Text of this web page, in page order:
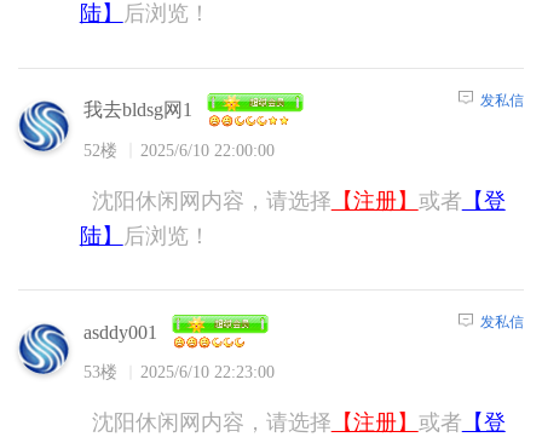
陆】
后浏览！
我去bldsg网1
52楼 2025/6/10 22:00:00
发私信
沈阳休闲网内容，请选择 【注册】 或者 【登
陆】
后浏览！
asddy001
53楼 2025/6/10 22:23:00
发私信
沈阳休闲网内容，请选择 【注册】 或者 【登